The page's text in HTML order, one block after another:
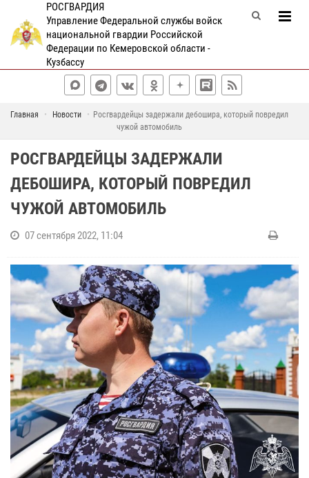
РОСГВАРДИЯ
Управление Федеральной службы войск
национальной гвардии Российской
Федерации по Кемеровской области -
Кузбассу
Главная Новости
Росгвардейцы задержали дебошира, который повредил
чужой автомобиль
РОСГВАРДЕЙЦЫ ЗАДЕРЖАЛИ
ДЕБОШИРА, КОТОРЫЙ ПОВРЕДИЛ
ЧУЖОЙ АВТОМОБИЛЬ
07 сентября 2022, 11:04